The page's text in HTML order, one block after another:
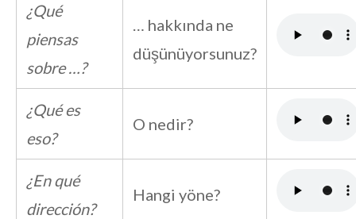
¿Qué
piensas
sobre …?
… hakkında ne
düşünüyorsunuz?
¿Qué es
eso?
O nedir?
¿En qué
dirección?
Hangi yöne?